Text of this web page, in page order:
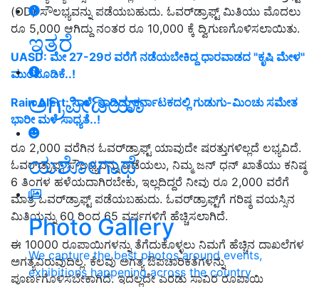
ಇತರೆ
ಅಗ್ರಿಪೀಡಿಯಾ
ಯಶೋಗಾಥೆ
Photo Gallery
We capture the best photos around events,
exhibitions happening across the country
(OD) ಸೌಲಭ್ಯವನ್ನು ಪಡೆಯಬಹುದು. ಓವರ್‌ಡ್ರಾಫ್ಟ್ ಮಿತಿಯು ಮೊದಲು
ರೂ 5,000 ಆಗಿದ್ದು ನಂತರ ರೂ 10,000 ಕ್ಕೆ ದ್ವಿಗುಣಗೊಳಿಸಲಾಯಿತು.
UASD: ಮೇ 27-29ರ ವರೆಗೆ ನಡೆಯಬೇಕಿದ್ದ ಧಾರವಾಡದ "ಕೃಷಿ ಮೇಳ"
ಮುಂದೂಡಿಕೆ..!
Rain Alert: ನಾಳೆ, ನಾಡಿದ್ದು ಕರ್ನಾಟಕದಲ್ಲಿ ಗುಡುಗು-ಮಿಂಚು ಸಮೇತ
ಭಾರೀ ಮಳೆ ಸಾಧ್ಯತೆ..!
ರೂ 2,000 ವರೆಗಿನ ಓವರ್‌ಡ್ರಾಫ್ಟ್ ಯಾವುದೇ ಷರತ್ತುಗಳಿಲ್ಲದೆ ಲಭ್ಯವಿದೆ.
ಓವರ್‌ಡ್ರಾಫ್ಟ್ ಸೌಲಭ್ಯವನ್ನು ಪಡೆಯಲು, ನಿಮ್ಮ ಜನ್ ಧನ್ ಖಾತೆಯು ಕನಿಷ್ಠ
6 ತಿಂಗಳ ಹಳೆಯದಾಗಿರಬೇಕು, ಇಲ್ಲದಿದ್ದರೆ ನೀವು ರೂ 2,000 ವರೆಗೆ
ಮಾತ್ರ ಓವರ್‌ಡ್ರಾಫ್ಟ್ ಪಡೆಯಬಹುದು. ಓವರ್‌ಡ್ರಾಫ್ಟ್‌ಗೆ ಗರಿಷ್ಠ ವಯಸ್ಸಿನ
ಮಿತಿಯನ್ನು 60 ರಿಂದ 65 ವರ್ಷಗಳಿಗೆ ಹೆಚ್ಚಿಸಲಾಗಿದೆ.
ಈ 10000 ರೂಪಾಯಿಗಳನ್ನು ತೆಗೆದುಕೊಳ್ಳಲು ನಿಮಗೆ ಹೆಚ್ಚಿನ ದಾಖಲೆಗಳ
ಅಗತ್ಯವಿರುವುದಿಲ್ಲ. ಕೆಲವು ಅಗತ್ಯ ಔಪಚಾರಿಕತೆಗಳನ್ನು
ಪೂರ್ಣಗೊಳಿಸಬೇಕಾಗಿದೆ. ಇದಲ್ಲದೇ ಎರಡು ಸಾವಿರ ರೂಪಾಯಿ